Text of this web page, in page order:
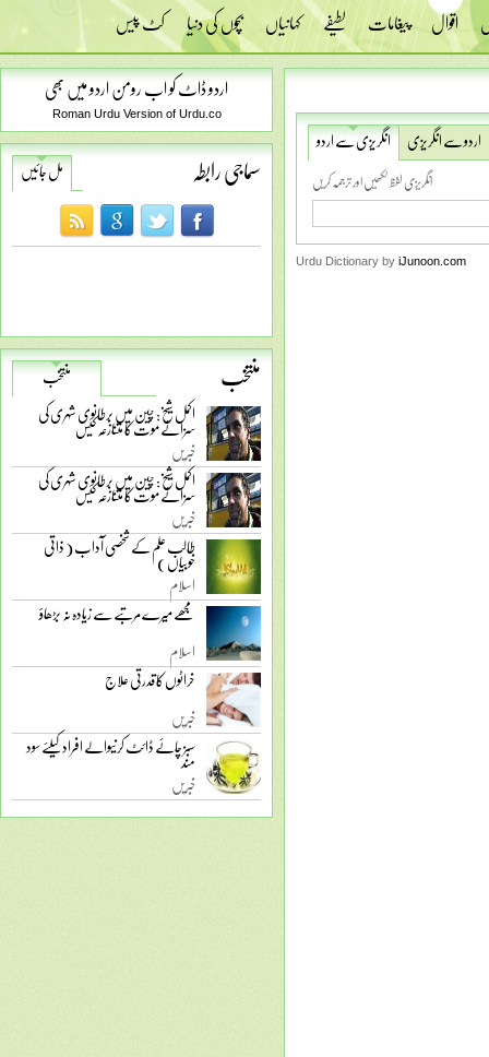
اقوال پیغامات لطیفے کہانیاں بچوں کی دنیا کٹ پیس
اردو ڈاٹ کو اب رومن اردو میں بھی
Roman Urdu Version of Urdu.co
سماجی رابطہ مل جائیں
منتخب
منتخب
اکمل شیخ: چین میں برطانوی شہری کی
سزائے موت کا متنازعہ کیس
خبریں
اکمل شیخ: چین میں برطانوی شہری کی
سزائے موت کا متنازعہ کیس
خبریں
طالب علم کے شخصی آداب ( ذاتی
خوبیاں )
اسلام
مجھے میرے مرتبے سے زیادہ نہ بڑھاؤ
اسلام
خراٹوں کا قدرتی علاج
خبریں
سبز چائے ڈائٹ کرنیوالے افراد کیلئے سود
مند
خبریں
انگریزی سے اردو اردو سے انگریزی
انگریزی لفظ لکھیں اور ترجمہ کریں
Urdu Dictionary by iJunoon.com